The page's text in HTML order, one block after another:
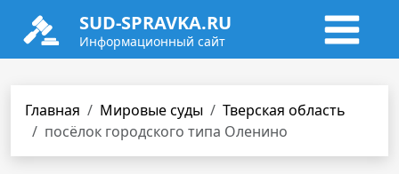
SUD-SPRAVKA.RU
Информационный сайт
Главная Мировые суды
Тверская область
посёлок городского типа Оленино